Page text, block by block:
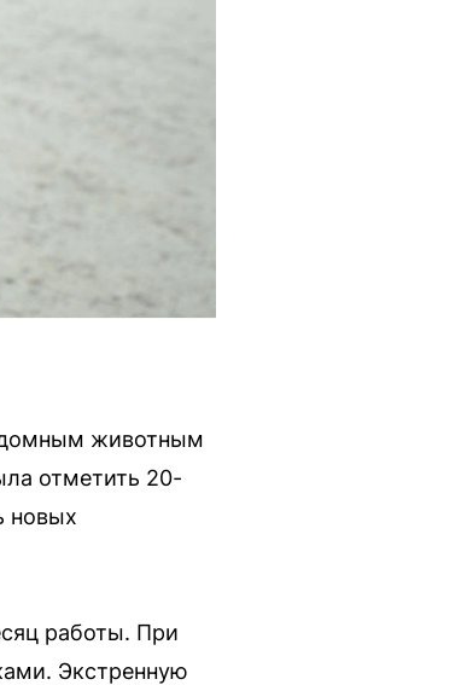
животным
отметить 20-
новых
работы. При
Экстренную